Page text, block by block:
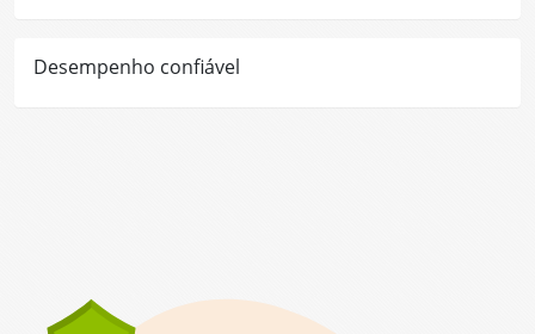
Desempenho confiável